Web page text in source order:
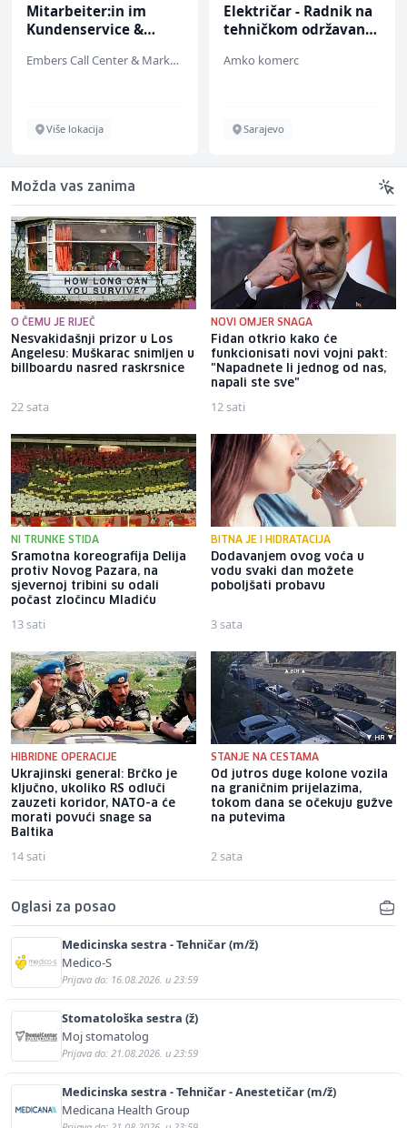
Mitarbeiter:in im
Kundenservice &
Embers Call Center & Marketing
Više lokacija
Električar - Radnik na
tehničkom održavanju
Amko komerc
Sarajevo
Možda vas zanima
O ČEMU JE RIJEČ
Nesvakidašnji prizor u Los
Angelesu: Muškarac snimljen u
billboardu nasred raskrsnice
22 sata
NOVI OMJER SNAGA
Fidan otkrio kako će
funkcionisati novi vojni pakt:
"Napadnete li jednog od nas,
napali ste sve"
12 sati
NI TRUNKE STIDA
Sramotna koreografija Delija
protiv Novog Pazara, na
sjevernoj tribini su odali
počast zločincu Mladiću
13 sati
BITNA JE I HIDRATACIJA
Dodavanjem ovog voća u
vodu svaki dan možete
poboljšati probavu
3 sata
HIBRIDNE OPERACIJE
Ukrajinski general: Brčko je
ključno, ukoliko RS odluči
zauzeti koridor, NATO-a će
morati povući snage sa
Baltika
14 sati
STANJE NA CESTAMA
Od jutros duge kolone vozila
na graničnim prijelazima,
tokom dana se očekuju gužve
na putevima
2 sata
Oglasi za posao
Medicinska sestra - Tehničar (m/ž)
Medico-S
Prijava do: 16.08.2026. u 23:59
Stomatološka sestra (ž)
Moj stomatolog
Prijava do: 21.08.2026. u 23:59
Medicinska sestra - Tehničar - Anestetičar (m/ž)
Medicana Health Group